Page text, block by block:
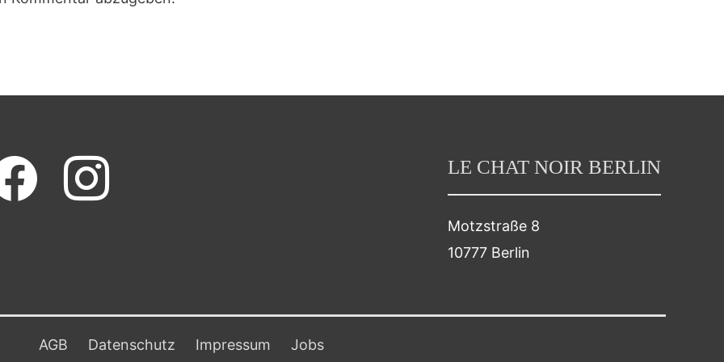
instagram LE CHAT NOIR BERLIN
Motzstraße 8
10777 Berlin
AGB Datenschutz Impressum Jobs